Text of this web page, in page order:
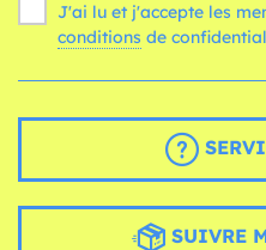
J'ai lu et j'accepte les
conditions de
SUIVRE